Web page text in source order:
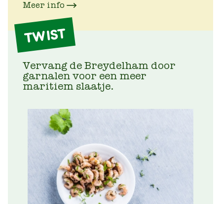
Meer info
TWIST
Vervang de Breydelham door
garnalen voor een meer
maritiem slaatje.